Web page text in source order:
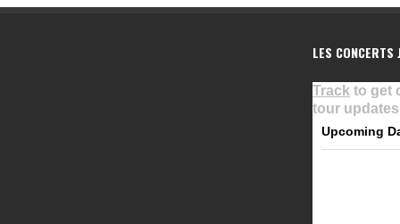
LES CONCERTS
Track to get
tour
Upcoming